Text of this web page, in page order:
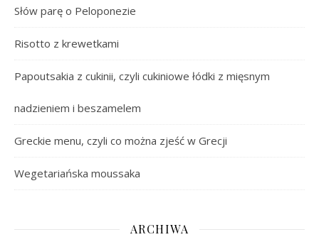
Słów parę o Peloponezie
Risotto z krewetkami
Papoutsakia z cukinii, czyli cukiniowe łódki z mięsnym
nadzieniem i beszamelem
Greckie menu, czyli co można zjeść w Grecji
Wegetariańska moussaka
ARCHIWA